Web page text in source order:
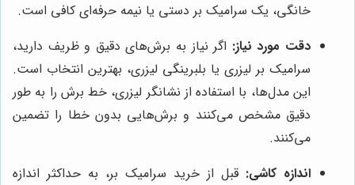
خانگی، یک سرامیک بر دستی یا نیمه حرفه‌ای کافی است.
دقت مورد نیاز: اگر نیاز به برش‌های دقیق و ظریف دارید،
سرامیک بر لیزری یا بلبرینگی لیزری، بهترین انتخاب است.
این مدل‌ها، با استفاده از نشانگر لیزری، خط برش را به طور
دقیق مشخص می‌کنند و برش‌هایی بدون خطا را تضمین
می‌کنند.
اندازه کاشی: قبل از خرید سرامیک بر، به حداکثر اندازه